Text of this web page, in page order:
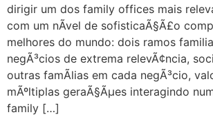
dirigir um dos family offices mais
com um nÃ­vel de sofisticaÃ§Ã£o
melhores do mundo: dois ramos
negÃ³cios de extrema relevÃ¢ncia,
outras famÃ­lias em cada negÃ³cio,
mÃºltiplas geraÃ§Ãµes interagindo
family […]